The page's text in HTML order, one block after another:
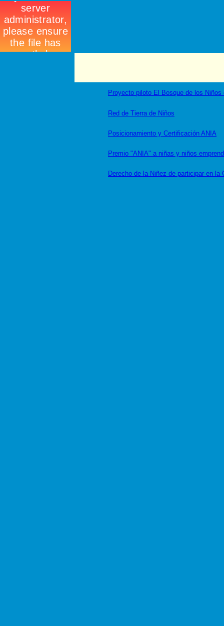
Proyecto piloto El Bosque de los Niños
Red de Tierra de Niños
Posicionamiento y Certificación ANIA
Premio "ANIA" a niñas y niños
Derecho de la Niñez de participar en la